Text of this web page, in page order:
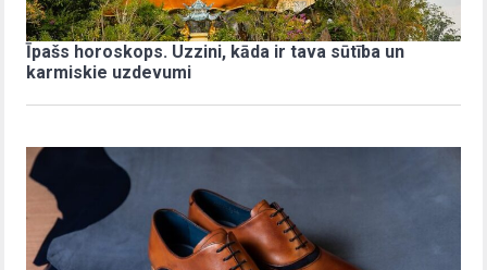
Īpašs horoskops. Uzzini, kāda ir tava sūtība un
karmiskie uzdevumi